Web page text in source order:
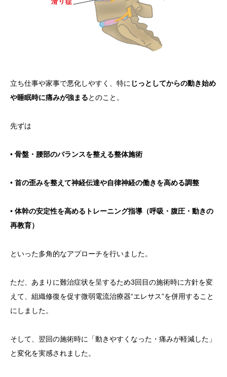
立ち仕事や家事で悪化しやすく、特に じっとしてからの動き始め
や睡眠時に痛みが強まるとのこと。
先ずは
• 骨盤・腰部のバランスを整える整体施術
• 首の歪みを整えて神経伝達や自律神経の働きを高める調整
• 体幹の安定性を高めるトレーニング指導（呼吸・腹圧・動きの
再教育）
といった多角的なアプローチを行いました。
ただ、あまりに難治症状を呈するため3回目の施術時に方針を変
えて、組織修復を促す微弱電流治療器“エレサス”を併用すること
にしました。
そして、翌回の施術時に「動きやすくなった・痛みが軽減した」
と変化を実感されました。